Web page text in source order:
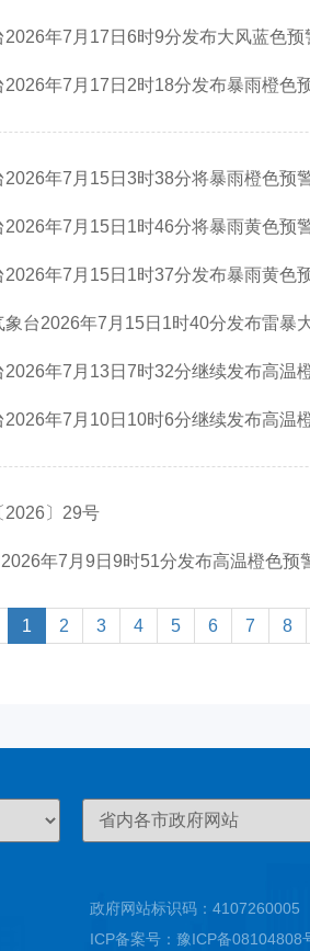
年7月17日6时9分发布大风蓝色预
年7月17日2时18分发布暴雨橙色
年7月15日3时38分将暴雨橙色预
年7月15日1时46分将暴雨黄色预
年7月15日1时37分发布暴雨黄色
台2026年7月15日1时40分发布雷暴
年7月13日7时32分继续发布高温
年7月10日10时6分继续发布高温
2026〕29号
年7月9日9时51分发布高温橙色预
1 2 3 4 5 6 7 8
政府网站标识码：4107260005
ICP备案号： 豫ICP备08104808